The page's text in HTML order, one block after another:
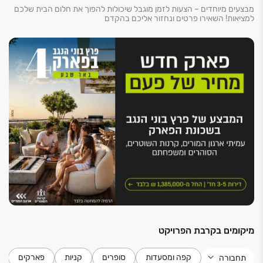
מבצעים מיוחדים – הצעות לזמן מוגבל שיכולות להפוך את חלום הבית שלכם
למציאות! השאירו פרטים ונחזור אליכם בהקדם
מיקומים בקרבת הפרויקט
תחבורה קפה ומסעדות סופרים קניות פארקים